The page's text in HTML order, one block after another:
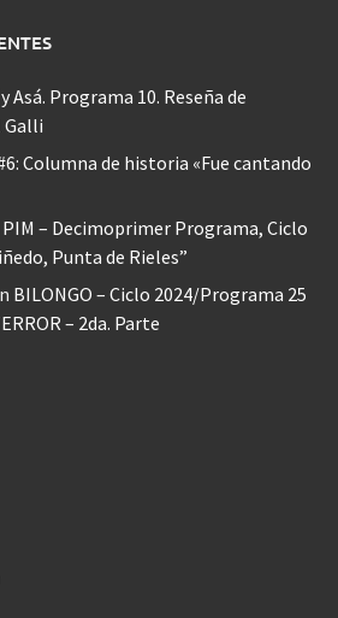
Asá. Programa 10. Reseña de
Galli
Columna de historia «Fue cantando
– Decimoprimer Programa, Ciclo
Punta de Rieles”
BILONGO – Ciclo 2024/Programa 25
– 2da. Parte